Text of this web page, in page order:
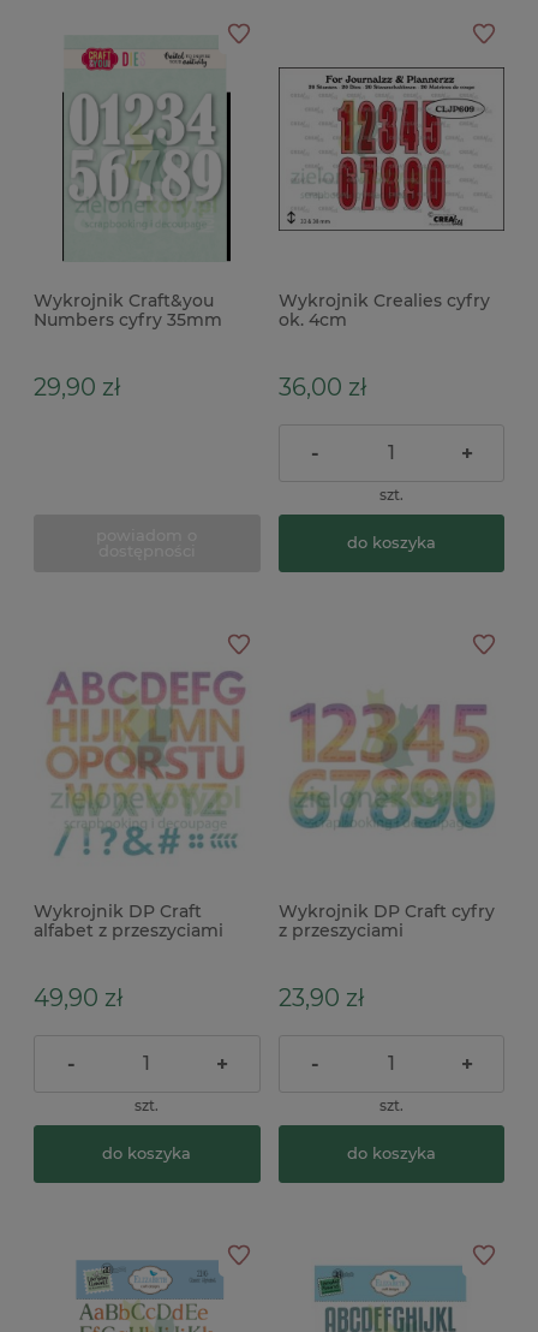
Wykrojnik Craft&you
Numbers cyfry 35mm
29,90 zł
Wykrojnik Crealies cyfry
ok. 4cm
36,00 zł
- +
szt.
do koszyka
Wykrojnik DP Craft
alfabet z przeszyciami
49,90 zł
- +
szt.
do koszyka
Wykrojnik DP Craft cyfry
z przeszyciami
23,90 zł
- +
szt.
do koszyka